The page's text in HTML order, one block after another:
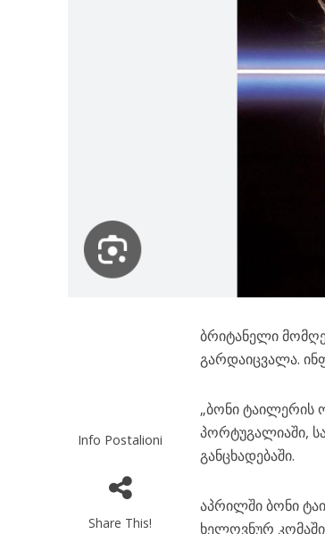
Info Postalioni
Share This!
ბრიტანელი
გარდაიცვალა.
„ბონი ტაილერის
პორტუგალიაში,
განცხადებაში.
აპრილში ბონი
ხელოვნურ